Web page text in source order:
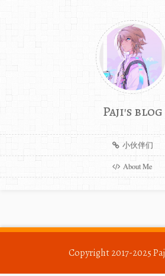
Paji's blog
小伙伴们
About Me
Copyright 2017-2025